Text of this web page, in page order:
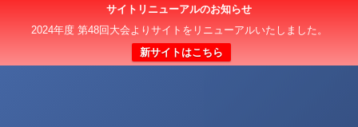
サイトリニューアルのお知らせ
2024年度 第48回大会よりサイトをリニューアルいたしました。
新サイトはこちら